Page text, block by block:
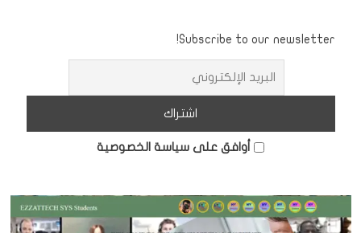
Subscribe to our newsletter!
أوافق على سياسة الخصوصية